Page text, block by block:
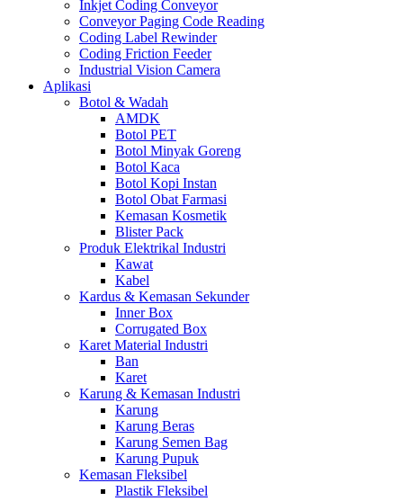
Inkjet Coding Conveyor
Conveyor Paging Code Reading
Coding Label Rewinder
Coding Friction Feeder
Industrial Vision Camera
Aplikasi
Botol & Wadah
AMDK
Botol PET
Botol Minyak Goreng
Botol Kaca
Botol Kopi Instan
Botol Obat Farmasi
Kemasan Kosmetik
Blister Pack
Produk Elektrikal Industri
Kawat
Kabel
Kardus & Kemasan Sekunder
Inner Box
Corrugated Box
Karet Material Industri
Ban
Karet
Karung & Kemasan Industri
Karung
Karung Beras
Karung Semen Bag
Karung Pupuk
Kemasan Fleksibel
Plastik Fleksibel